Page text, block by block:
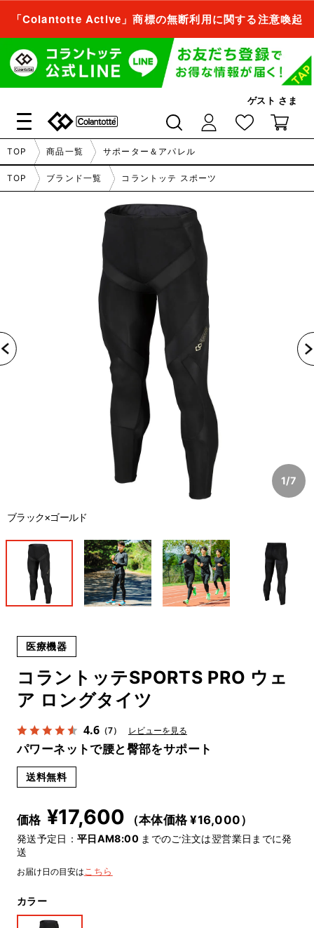
「Colantotte Active」商標の無断利用に関する注意喚起
ゲスト さま
会員登録すれば、
商品をお気に入り登録できるようになります。
会員登録／ログイン
会員登録すれば、
商品をお気に入り登録できるようになります。
閉じる
TOP 商品一覧 サポーター＆アパレル
TOP ブランド一覧 コラントッテ スポーツ
1/7
ブラック×ゴールド
医療機器
コラントッテSPORTS PRO ウェ
ア ロングタイツ
4.6（7） レビューを見る
パワーネットで腰と臀部をサポート
送料無料
価格 ¥17,600 （本体価格 ¥16,000）
発送予定日：平日AM8:00 までのご注文は翌営業日までに発
送
お届け日の目安はこちら
カラー